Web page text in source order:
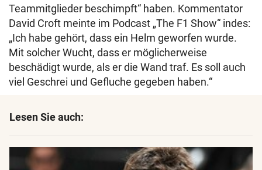
Teammitglieder beschimpft“ haben. Kommentator
David Croft meinte im Podcast „The F1 Show“ indes:
„Ich habe gehört, dass ein Helm geworfen wurde.
Mit solcher Wucht, dass er möglicherweise
beschädigt wurde, als er die Wand traf. Es soll auch
viel Geschrei und Gefluche gegeben haben.“
Lesen Sie auch: